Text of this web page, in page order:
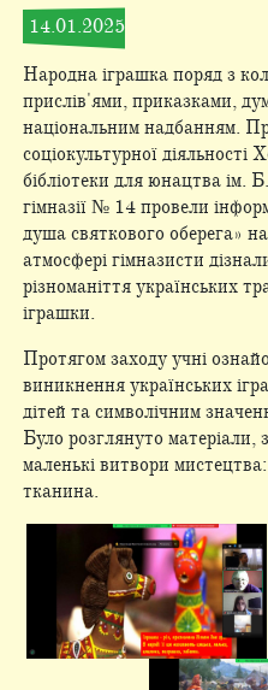
14.01.2025
Народна іграшка поряд з
прислів'ями, приказками,
національним надбанням.
соціокультурної діяльності
бібліотеки для юнацтва ім.
гімназії № 14 провели
душа святкового оберега»
атмосфері гімназисти
різноманіття українських
іграшки.
Протягом заходу учні
виникнення українських
дітей та символічним
Було розглянуто матеріали,
маленькі витвори
тканина.